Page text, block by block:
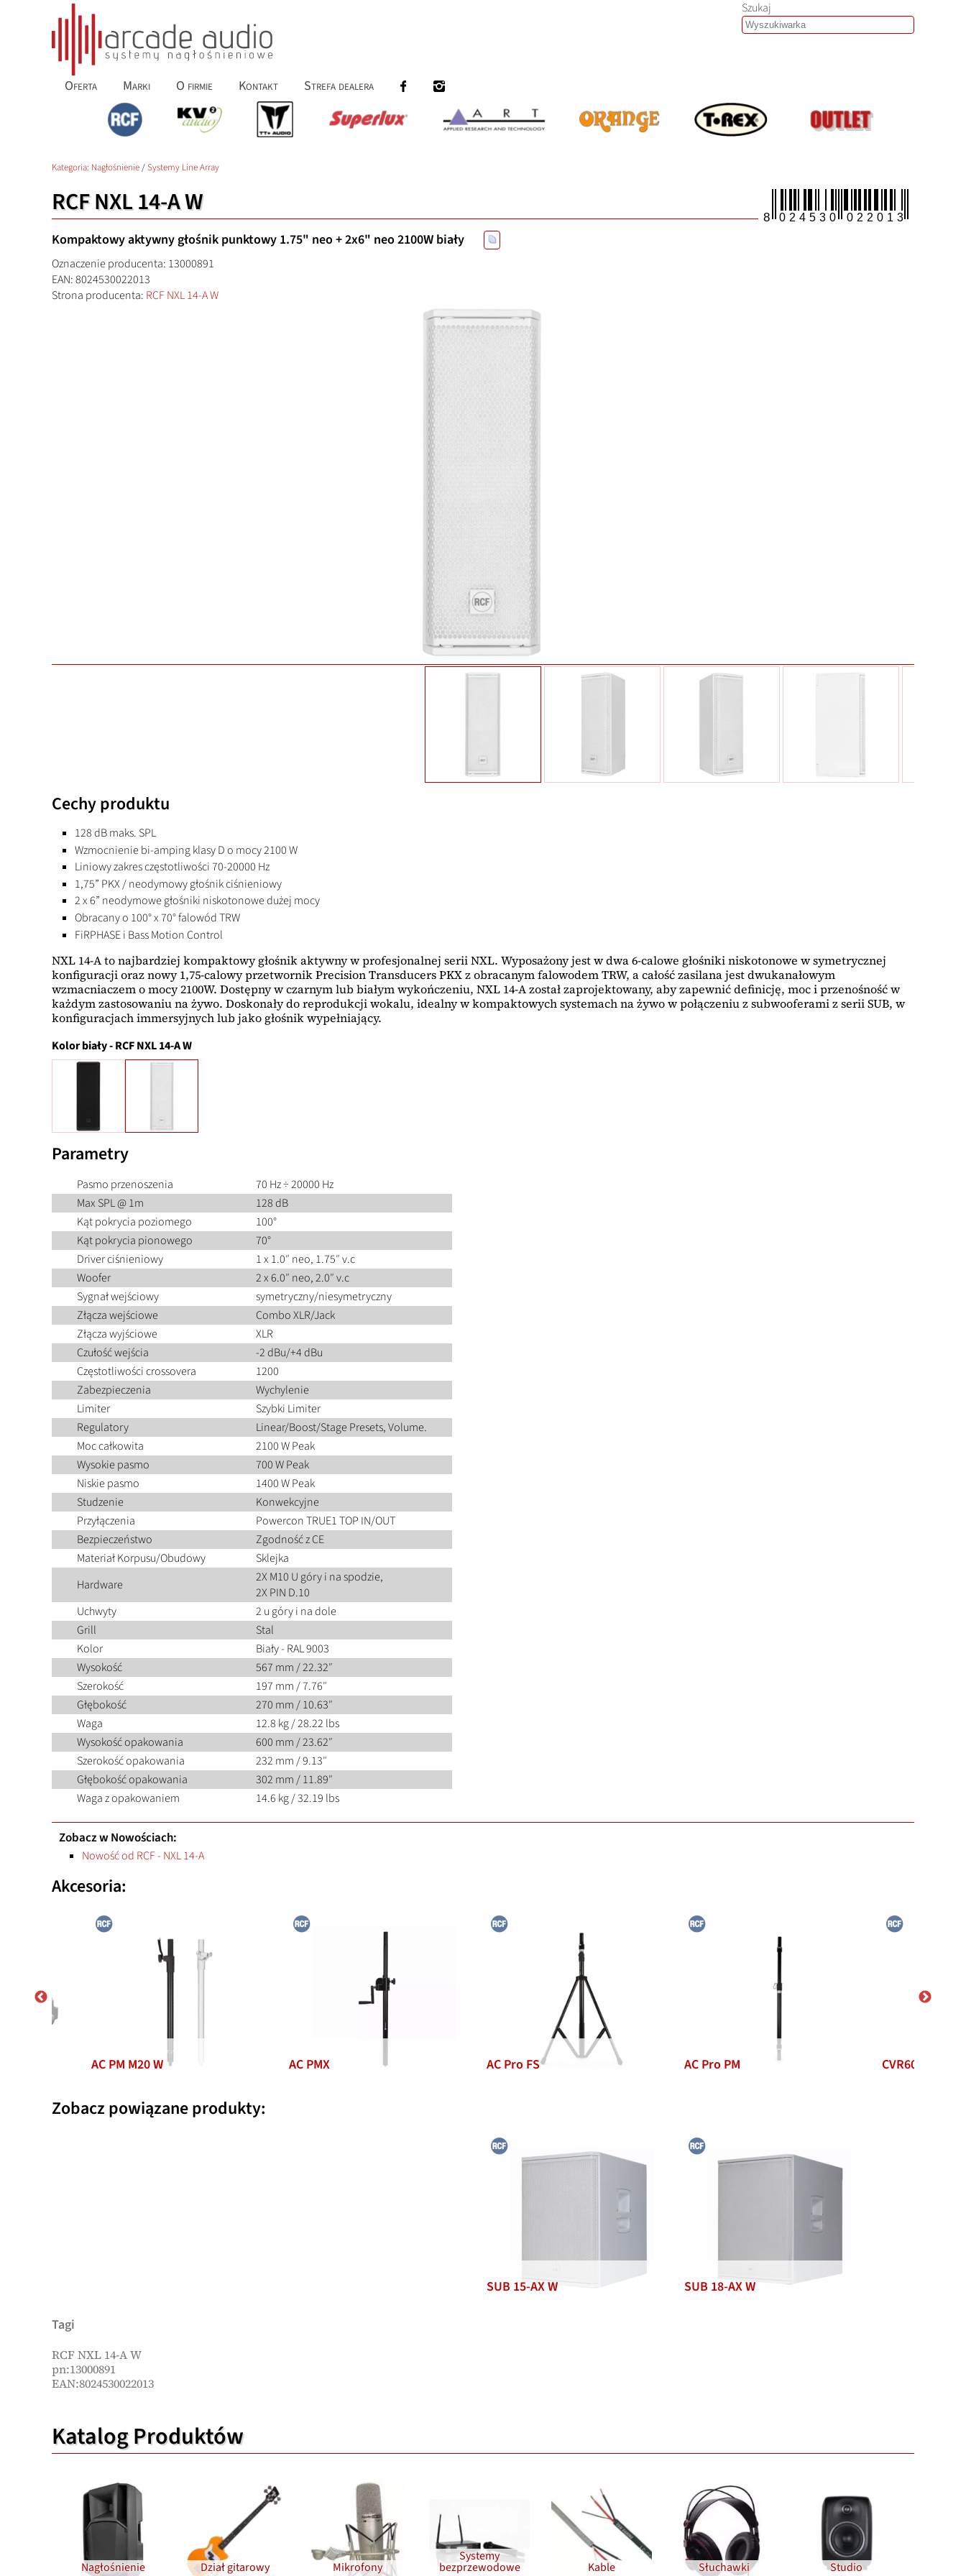
Szukaj
Oferta Marki O firmie Kontakt Strefa dealera
Kategoria: Nagłośnienie/Systemy Line Array
RCF NXL 14-A W
Kompaktowy aktywny głośnik punktowy 1.75" neo + 2x6" neo 2100W biały
Oznaczenie producenta: 13000891
EAN: 8024530022013
Strona producenta: RCF NXL 14-A W
Cechy produktu
128 dB maks. SPL
Wzmocnienie bi-amping klasy D o mocy 2100 W
Liniowy zakres częstotliwości 70-20000 Hz
1,75” PKX / neodymowy głośnik ciśnieniowy
2 x 6” neodymowe głośniki niskotonowe dużej mocy
Obracany o 100° x 70° falowód TRW
FiRPHASE i Bass Motion Control
NXL 14-A to najbardziej kompaktowy głośnik aktywny w profesjonalnej serii NXL. Wyposażony jest w dwa 6-calowe głośniki niskotonowe w symetrycznej
konfiguracji oraz nowy 1,75-calowy przetwornik Precision Transducers PKX z obracanym falowodem TRW, a całość zasilana jest dwukanałowym
wzmacniaczem o mocy 2100W. Dostępny w czarnym lub białym wykończeniu, NXL 14-A został zaprojektowany, aby zapewnić definicję, moc i przenośność w
każdym zastosowaniu na żywo. Doskonały do reprodukcji wokalu, idealny w kompaktowych systemach na żywo w połączeniu z subwooferami z serii SUB, w
konfiguracjach immersyjnych lub jako głośnik wypełniający.
Kolorbiały-RCF NXL 14-A W
Parametry
Pasmo przenoszenia
70 Hz ÷ 20000 Hz
Max SPL @ 1m
128 dB
Kąt pokrycia poziomego
100°
Kąt pokrycia pionowego
70°
Driver ciśnieniowy
1 x 1.0″ neo, 1.75″ v.c
Woofer
2 x 6.0″ neo, 2.0″ v.c
Sygnał wejściowy
symetryczny/niesymetryczny
Złącza wejściowe
Combo XLR/Jack
Złącza wyjściowe
XLR
Czułość wejścia
-2 dBu/+4 dBu
Częstotliwości crossovera
1200
Zabezpieczenia
Wychylenie
Limiter
Szybki Limiter
Regulatory
Linear/Boost/Stage Presets, Volume.
Moc całkowita
2100 W Peak
Wysokie pasmo
700 W Peak
Niskie pasmo
1400 W Peak
Studzenie
Konwekcyjne
Przyłączenia
Powercon TRUE1 TOP IN/OUT
Bezpieczeństwo
Zgodność z CE
Materiał Korpusu/Obudowy
Sklejka
Hardware
2X M10 U góry i na spodzie,
2X PIN D.10
Uchwyty
2 u góry i na dole
Grill
Stal
Kolor
Biały - RAL 9003
Wysokość
567 mm / 22.32″
Szerokość
197 mm / 7.76″
Głębokość
270 mm / 10.63″
Waga
12.8 kg / 28.22 lbs
Wysokość opakowania
600 mm / 23.62″
Szerokość opakowania
232 mm / 9.13″
Głębokość opakowania
302 mm / 11.89″
Waga z opakowaniem
14.6 kg / 32.19 lbs
Zobacz w Nowościach:
Nowość od RCF - NXL 14-A
Akcesoria:
AC PM M20 W AC PMX AC Pro FS AC Pro PM CVR60685
Zobacz powiązane produkty:
SUB 15-AX W SUB 18-AX W
Tagi
RCF NXL 14-A W
pn:13000891
EAN:8024530022013
Katalog Produktów
Nagłośnienie Dział gitarowy Mikrofony
Systemy
bezprzewodowe Kable Słuchawki Studio